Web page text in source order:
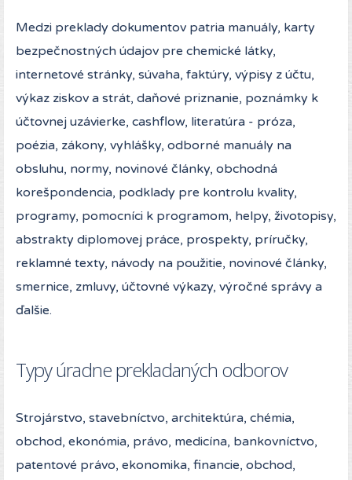
Medzi preklady dokumentov patria manuály, karty
bezpečnostných údajov pre chemické látky,
internetové stránky, súvaha, faktúry, výpisy z účtu,
výkaz ziskov a strát, daňové priznanie, poznámky k
účtovnej uzávierke, cashflow, literatúra - próza,
poézia, zákony, vyhlášky, odborné manuály na
obsluhu, normy, novinové články, obchodná
korešpondencia, podklady pre kontrolu kvality,
programy, pomocníci k programom, helpy, životopisy,
abstrakty diplomovej práce, prospekty, príručky,
reklamné texty, návody na použitie, novinové články,
smernice, zmluvy, účtovné výkazy, výročné správy a
ďalšie.
Typy úradne prekladaných odborov
Strojárstvo, stavebníctvo, architektúra, chémia,
obchod, ekonómia, právo, medicína, bankovníctvo,
patentové právo, ekonomika, financie, obchod,